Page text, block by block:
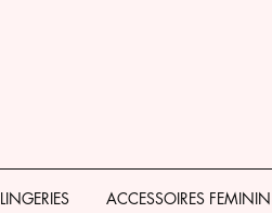
LINGERIES ACCESSOIRES FEMININ